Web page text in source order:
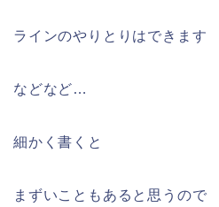
ラインのやりとりはできます
などなど…
細かく書くと
まずいこともあると思うので